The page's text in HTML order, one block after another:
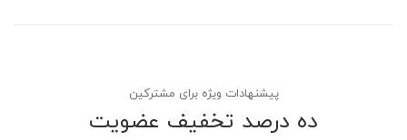
پیشنهادات ویژه برای مشترکین
ده درصد تخفیف عضویت